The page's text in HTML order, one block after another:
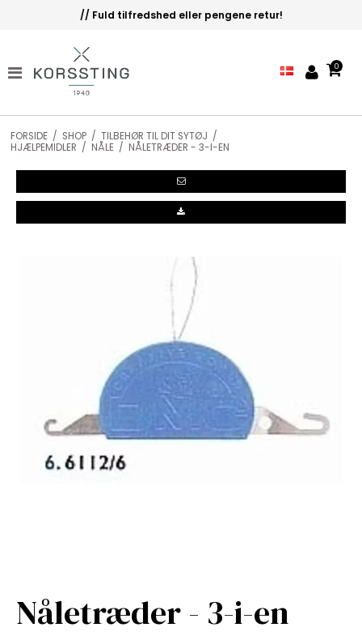
// Fuld tilfredshed eller pengene retur!
0
FORSIDE / SHOP / TILBEHØR TIL DIT SYTØJ /
HJÆLPEMIDLER / NÅLE / NÅLETRÆDER - 3-I-EN
Nåletræder - 3-i-en